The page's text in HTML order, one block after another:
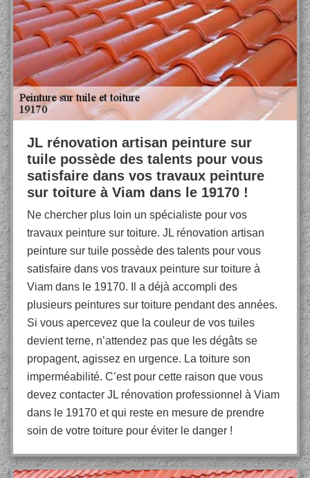
JL rénovation artisan peinture sur
tuile possède des talents pour vous
satisfaire dans vos travaux peinture
sur toiture à Viam dans le 19170 !
Ne chercher plus loin un spécialiste pour vos
travaux peinture sur toiture. JL rénovation artisan
peinture sur tuile possède des talents pour vous
satisfaire dans vos travaux peinture sur toiture à
Viam dans le 19170. Il a déjà accompli des
plusieurs peintures sur toiture pendant des années.
Si vous apercevez que la couleur de vos tuiles
devient terne, n’attendez pas que les dégâts se
propagent, agissez en urgence. La toiture son
imperméabilité. C’est pour cette raison que vous
devez contacter JL rénovation professionnel à Viam
dans le 19170 et qui reste en mesure de prendre
soin de votre toiture pour éviter le danger !